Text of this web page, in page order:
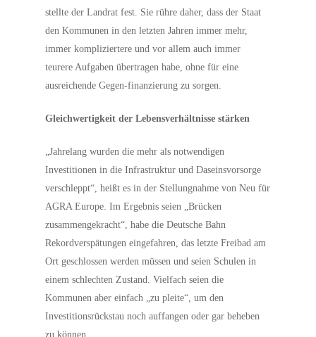
stellte der Landrat fest. Sie rühre daher, dass der Staat
den Kommunen in den letzten Jahren immer mehr,
immer kompliziertere und vor allem auch immer
teurere Aufgaben übertragen habe, ohne für eine
ausreichende Gegen-finanzierung zu sorgen.
Gleichwertigkeit der Lebensverhältnisse stärken
„Jahrelang wurden die mehr als notwendigen
Investitionen in die Infrastruktur und Daseinsvorsorge
verschleppt“, heißt es in der Stellungnahme von Neu für
AGRA Europe. Im Ergebnis seien „Brücken
zusammengekracht“, habe die Deutsche Bahn
Rekordverspätungen eingefahren, das letzte Freibad am
Ort geschlossen werden müssen und seien Schulen in
einem schlechten Zustand. Vielfach seien die
Kommunen aber einfach „zu pleite“, um den
Investitionsrückstau noch auffangen oder gar beheben
zu können.